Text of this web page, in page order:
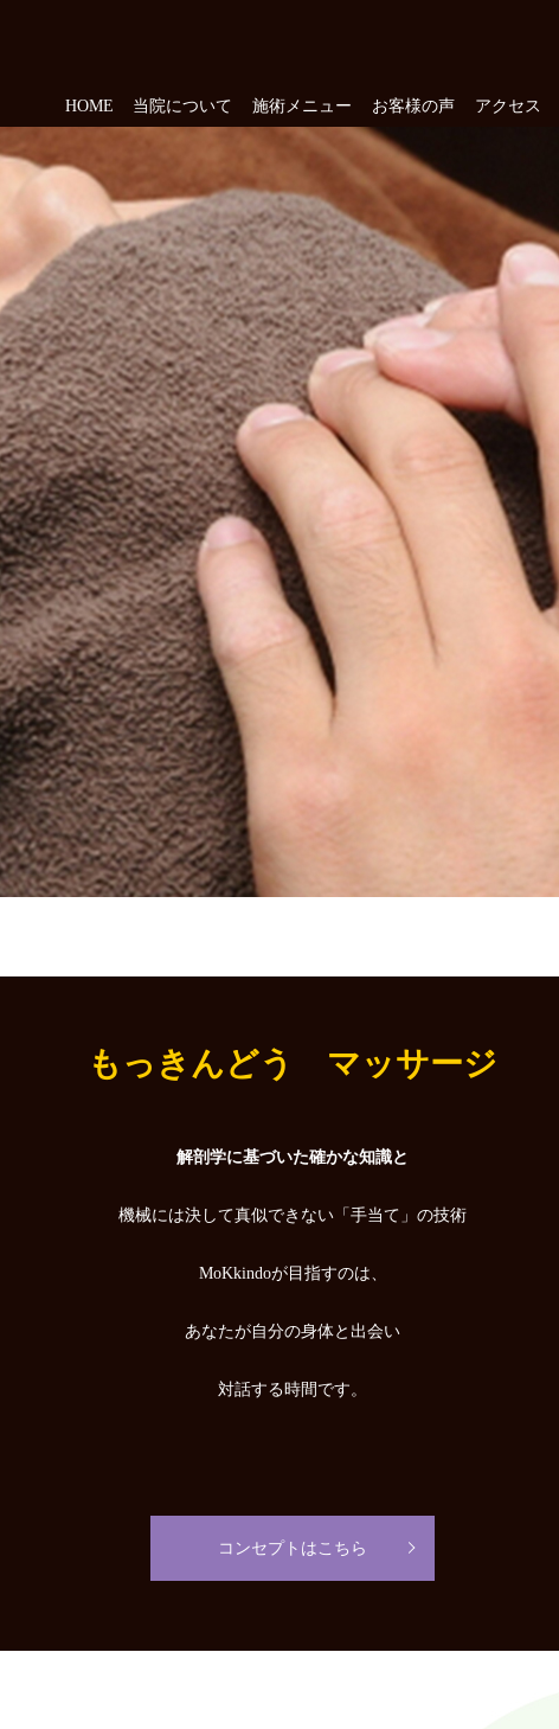
HOME 当院について 施術メニュー お客様の声 アクセス
もっきんどう マッサージ
解剖学に基づいた確かな知識と
機械には決して真似できない「手当て」の技術
MoKkindoが目指すのは、
あなたが自分の身体と出会い
対話する時間です。
コンセプトはこちら